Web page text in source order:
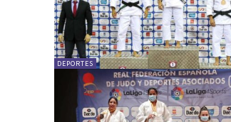
DEPORTES